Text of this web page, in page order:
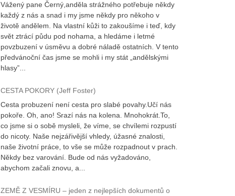
Vážený pane Černý,anděla strážného potřebuje někdy
každý z nás a snad i my jsme někdy pro někoho v
životě andělem. Na vlastní kůži to zakoušíme i teď, kdy
svět ztrácí půdu pod nohama, a hledáme i letmé
povzbuzení v úsměvu a dobré náladě ostatních. V tento
předvánoční čas jsme se mohli i my stát „andělskými
hlasy”...
CESTA POKORY (Jeff Foster)
Cesta probuzení není cesta pro slabé povahy.Učí nás
pokoře. Oh, ano! Srazí nás na kolena. Mnohokrát.To,
co jsme si o sobě mysleli, že víme, se chvílemi rozpustí
do nicoty. Naše nejzářivější vhledy, úžasné znalosti,
naše životní práce, to vše se může rozpadnout v prach.
Někdy bez varování. Bude od nás vyžadováno,
abychom začali znovu, a...
ZEMĚ Z VESMÍRU – jeden z nejlepších dokumentů o